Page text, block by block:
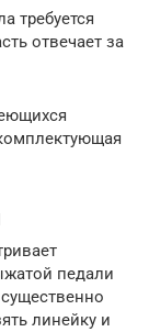
требуется
отвечает за
педали
линейку и